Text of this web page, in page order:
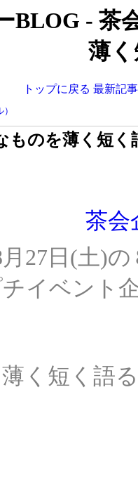
BLOG - 茶
薄
トップに戻る 最新記
ものを薄く短く
茶会
27日(土)
イベント
く短く語